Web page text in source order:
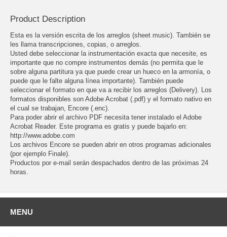
Product Description
Esta es la versión escrita de los arreglos (sheet music). También se
les llama transcripciones, copias, o arreglos.
Usted debe seleccionar la instrumentación exacta que necesite, es
importante que no compre instrumentos demás (no permita que le
sobre alguna partitura ya que puede crear un hueco en la armonía, o
puede que le falte alguna línea importante). También puede
seleccionar el formato en que va a recibir los arreglos (Delivery). Los
formatos disponibles son Adobe Acrobat (.pdf) y el formato nativo en
el cual se trabajan, Encore (.enc).
Para poder abrir el archivo PDF necesita tener instalado el Adobe
Acrobat Reader. Este programa es gratis y puede bajarlo en:
http://www.adobe.com
Los archivos Encore se pueden abrir en otros programas adicionales
(por ejemplo Finale).
Productos por e-mail serán despachados dentro de las próximas 24
horas.
MENU